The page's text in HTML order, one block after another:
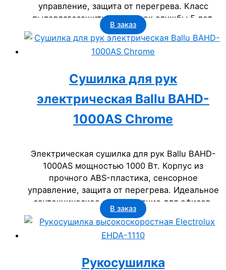
управление, защита от перегрева. Класс
пылевлагозащиты IP23. Срок службы 5 лет.
Идеальное решение для поддержания гигиены
в офисах, гостиницах, торговых и
госучреждениях.
В заказ
Сушилка для рук
электрическая Ballu BAHD-
1000AS Chrome
Электрическая сушилка для рук Ballu BAHD-
1000AS мощностью 1000 Вт. Корпус из
прочного ABS-пластика, сенсорное
управление, защита от перегрева. Идеальное
сантехническое оборудование для офисов,
гостиниц, госучреждений. Надежность на 5
лет, класс защиты IP23.
В заказ
Рукосушилка